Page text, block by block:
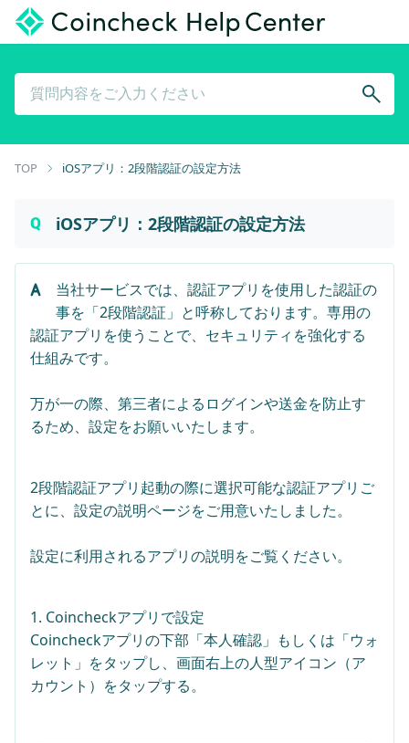
TOP iOSアプリ：2段階認証の設定方法
iOSアプリ：2段階認証の設定方法
当社サービスでは、認証アプリを使用した認証の
事を「2段階認証」と呼称しております。専用の
認証アプリを使うことで、セキュリティを強化する
仕組みです。
万が一の際、第三者によるログインや送金を防止す
るため、設定をお願いいたします。
2段階認証アプリ起動の際に選択可能な認証アプリご
とに、設定の説明ページをご用意いたしました。
設定に利用されるアプリの説明をご覧ください。
1. Coincheckアプリで設定
Coincheckアプリの下部「本人確認」もしくは「ウォ
レット」をタップし、画面右上の人型アイコン（ア
カウント）をタップする。